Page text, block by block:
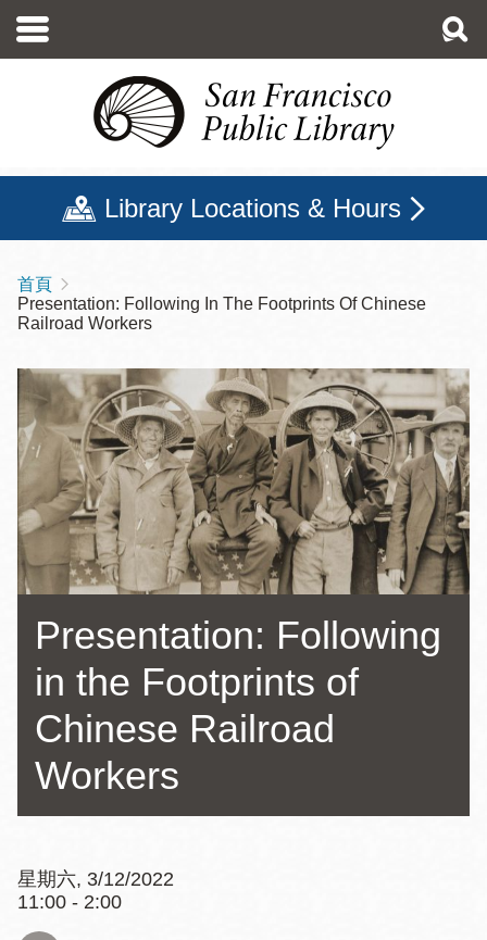
至
Library Locations & Hours
導
航
連
結
首頁
Presentation: Following In The Footprints Of Chinese
Railroad Workers
Presentation: Following
in the Footprints of
Chinese Railroad
Workers
星期六, 3/12/2022
11:00 - 2:00